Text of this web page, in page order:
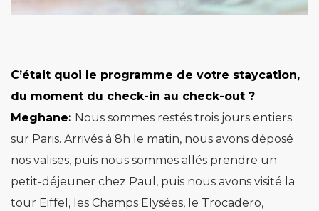
C’était quoi le programme de votre staycation,
du moment du check-in au check-out ?
Meghane: Nous sommes restés trois jours entiers
sur Paris. Arrivés à 8h le matin, nous avons déposé
nos valises, puis nous sommes allés prendre un
petit-déjeuner chez Paul, puis nous avons visité la
tour Eiffel, les Champs Elysées, le Trocadero,